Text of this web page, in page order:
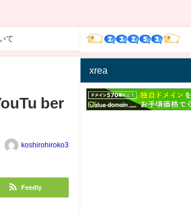
て
ber
koshirohiroko3
Feedly
xrea